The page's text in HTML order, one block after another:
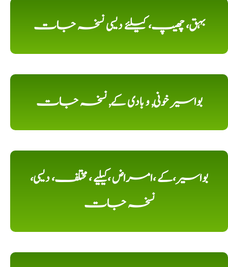
بہق، چھیپ، کیلئے دیسی نسخہ جات
بواسیر خونی, و بادی کے, نسخہ جات
بواسیر،کے ،امراض ،کیلیے ، مختلف، دیسی،
نسخہ جات